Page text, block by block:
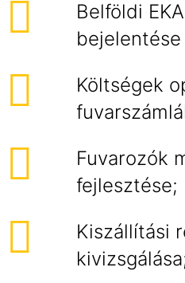
Belföldi
Költségek
Fuvarozók
fejlesztése;
Kiszállítási